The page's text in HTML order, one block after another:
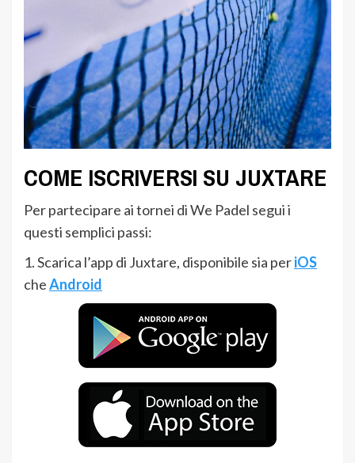
COME ISCRIVERSI SU JUXTARE
Per partecipare ai tornei di We Padel segui i
questi semplici passi:
1. Scarica l’app di Juxtare, disponibile sia periOS
cheAndroid